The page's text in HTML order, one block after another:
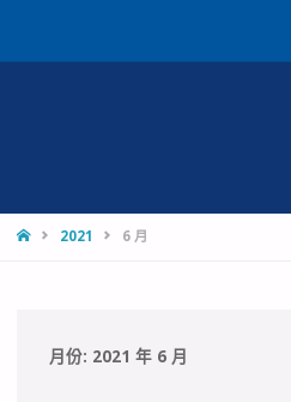
HOME2021 6 月
月份: 2021 年 6 月